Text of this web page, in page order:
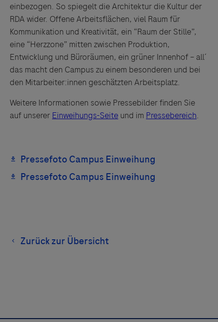
einbezogen. So spiegelt die Architektur die Kultur der
RDA wider. Offene Arbeitsflächen, viel Raum für
Kommunikation und Kreativität, ein “Raum der Stille”,
eine “Herzzone” mitten zwischen Produktion,
Entwicklung und Büroräumen, ein grüner Innenhof – all ́
das macht den Campus zu einem besonderen und bei
den Mitarbeiter:innen geschätzten Arbeitsplatz.
Weitere Informationen sowie Pressebilder finden Sie
auf unserer Einweihungs-Seite und im Pressebereich.